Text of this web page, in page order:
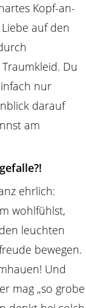
Kopf-an-
auf den
Du
nur
darauf
am
ehrlich:
wohlfühlst,
leuchten
bewegen.
Und
mag „so grobe